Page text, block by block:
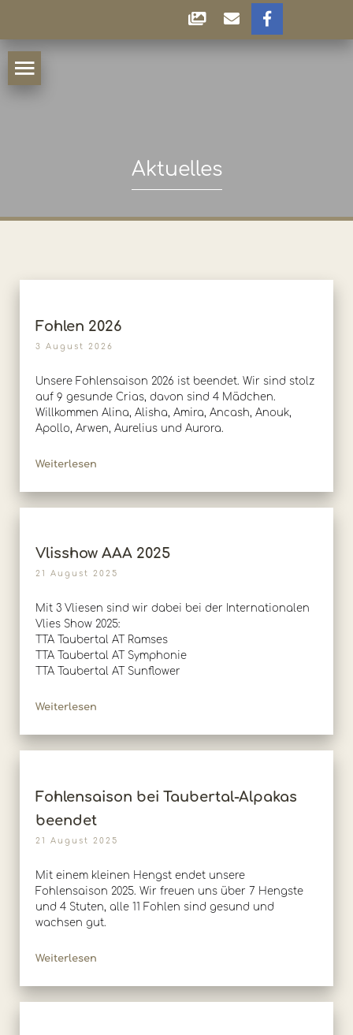
Aktuelles
Fohlen 2026
3 August 2026
Unsere Fohlensaison 2026 ist beendet. Wir sind stolz
auf 9 gesunde Crias, davon sind 4 Mädchen.
Willkommen Alina, Alisha, Amira, Ancash, Anouk,
Apollo, Arwen, Aurelius und Aurora.
Weiterlesen
Vlisshow AAA 2025
21 August 2025
Mit 3 Vliesen sind wir dabei bei der Internationalen
Vlies Show 2025:
TTA Taubertal AT Ramses
TTA Taubertal AT Symphonie
TTA Taubertal AT Sunflower
Weiterlesen
Fohlensaison bei Taubertal-Alpakas
beendet
21 August 2025
Mit einem kleinen Hengst endet unsere
Fohlensaison 2025. Wir freuen uns über 7 Hengste
und 4 Stuten, alle 11 Fohlen sind gesund und
wachsen gut.
Weiterlesen